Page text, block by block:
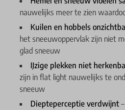
nauwelijks meer te zien
Kuilen en hobbels
het sneeuwoppervlak zijn niet
glad sneeuw
IJzige plekken niet
zijn in flat light nauwelijks te
sneeuw
Diepteperceptie verdwijnt